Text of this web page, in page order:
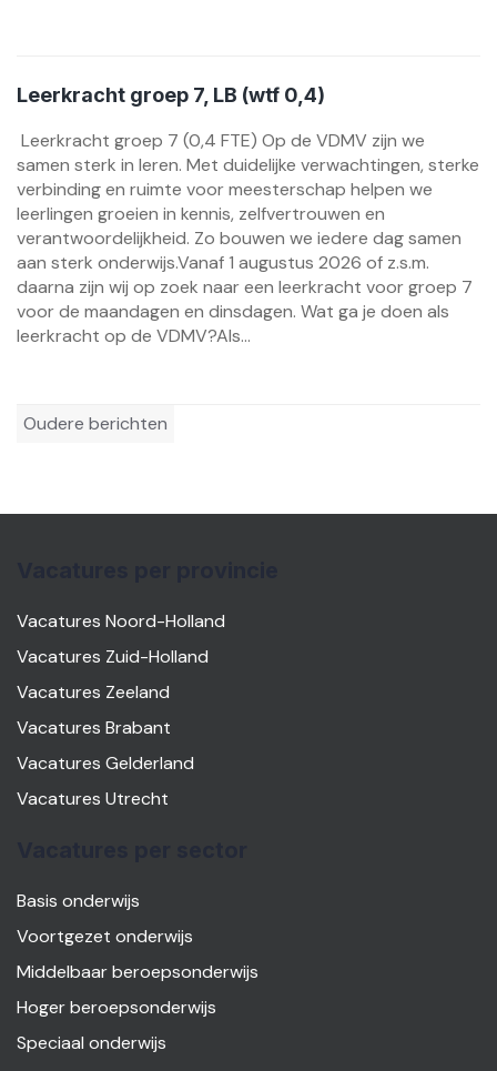
Leerkracht groep 7, LB (wtf 0,4)
Leerkracht groep 7 (0,4 FTE) Op de VDMV zijn we
samen sterk in leren. Met duidelijke verwachtingen, sterke
verbinding en ruimte voor meesterschap helpen we
leerlingen groeien in kennis, zelfvertrouwen en
verantwoordelijkheid. Zo bouwen we iedere dag samen
aan sterk onderwijs.Vanaf 1 augustus 2026 of z.s.m.
daarna zijn wij op zoek naar een leerkracht voor groep 7
voor de maandagen en dinsdagen. Wat ga je doen als
leerkracht op de VDMV?Als...
Berichtennavigatie
Oudere berichten
Vacatures Noord-Holland
Vacatures Zuid-Holland
Vacatures Zeeland
Vacatures Brabant
Vacatures Gelderland
Vacatures Utrecht
Basis onderwijs
Voortgezet onderwijs
Middelbaar beroepsonderwijs
Hoger beroepsonderwijs
Speciaal onderwijs